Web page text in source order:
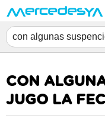
CON
JUGO LA